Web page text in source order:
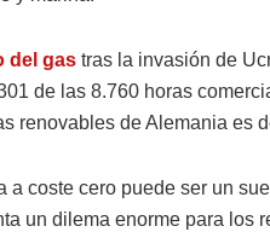
del gas tras la invasión de
de las 8.760 horas
renovables de Alemania es
a coste cero puede ser un
un dilema enorme para los